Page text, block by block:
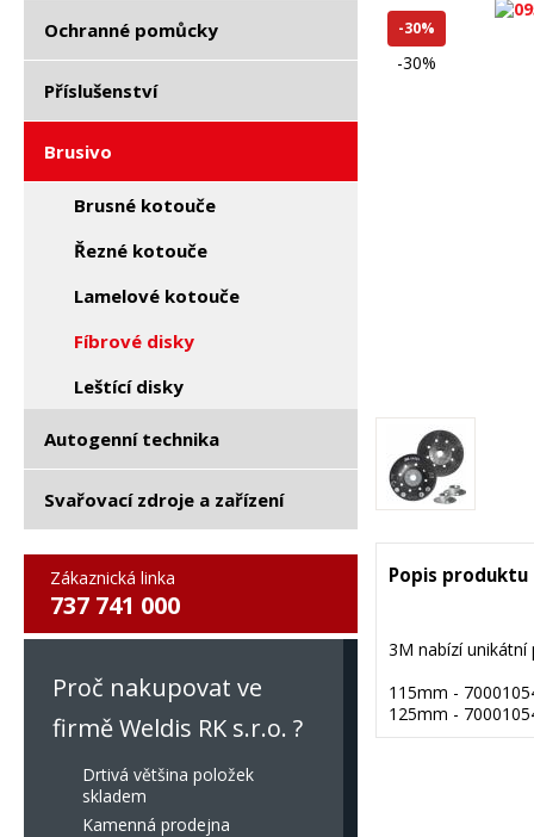
Ochranné pomůcky
Příslušenství
Brusivo
Brusné kotouče
Řezné kotouče
Lamelové kotouče
Fíbrové disky
Leštící disky
Autogenní technika
Svařovací zdroje a zařízení
Zákaznická linka
737 741 000
Proč nakupovat ve
firmě Weldis RK s.r.o. ?
Drtivá většina položek
skladem
Kamenná prodejna
-30%
-30%
Popis produktu
3M nabízí
115mm -
125mm -